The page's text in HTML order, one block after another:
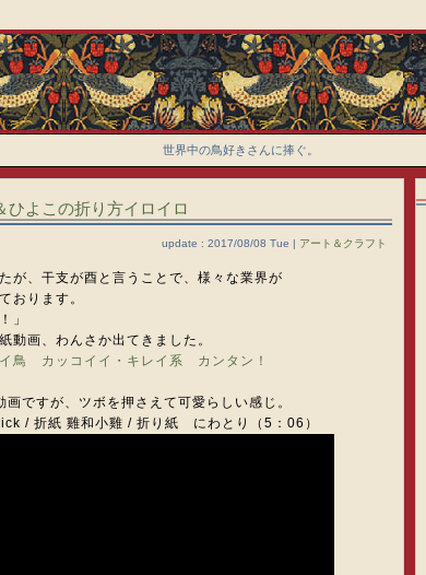
世界中の鳥好きさんに捧ぐ。
ひよこの折り方イロイロ
update : 2017/08/08 Tue | アート＆クラフト
が、干支が酉と言うことで、様々な業界が
おります。
」
動画、わんさか出てきました。
鳥 カッコイイ・キレイ系 カンタン！
ですが、ツボを押さえて可愛らしい感じ。
/ 折紙 雞和小雞 / 折り紙 にわとり（5：06）